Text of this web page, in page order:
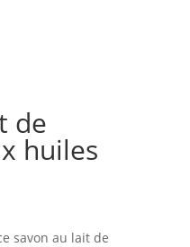
de
huiles
savon au lait de